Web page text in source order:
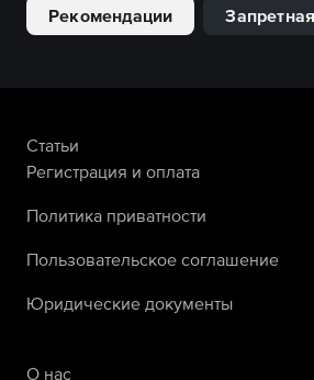
Рекомендации
Статьи
Регистрация и оплата
Политика приватности
Пользовательское соглашение
Юридические документы
О нас